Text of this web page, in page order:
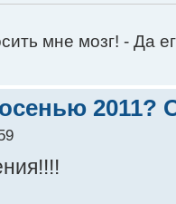
мне мозг! - Да
2011?